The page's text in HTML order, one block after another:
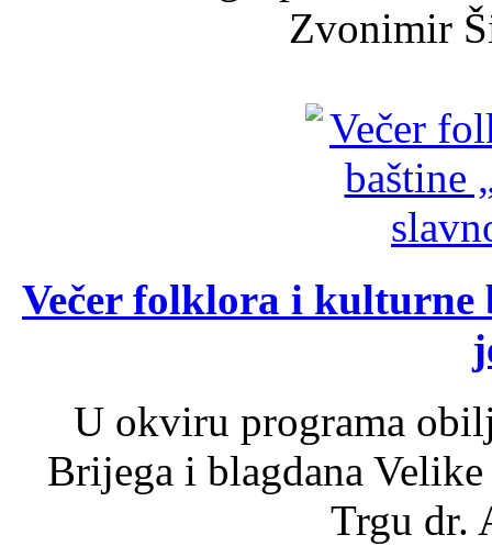
Zvonimir
Večer folklora i kulturne
U okviru programa
Brijega i blagdana
Trgu dr.